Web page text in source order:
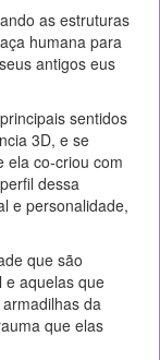
as estruturas
humana para
antigos eus
sentidos
3D, e se
ela co-criou com
dessa
e personalidade,
que são
e aquelas que
da
que elas